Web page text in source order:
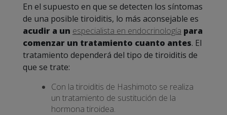
En el supuesto en que se detecten los síntomas
de una posible tiroiditis, lo más aconsejable es
acudir a un especialista en endocrinología para
comenzar un tratamiento cuanto antes. El
tratamiento dependerá del tipo de tiroiditis de
que se trate:
Con la tiroiditis de Hashimoto se realiza
un tratamiento de sustitución de la
hormona tiroidea.